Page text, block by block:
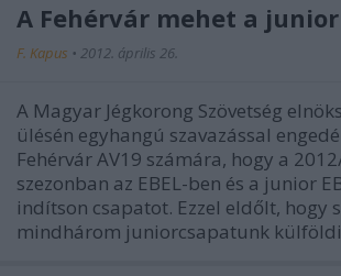
A Fehérvár mehet a junior
F. Kapus • 2012. április 26.
A Magyar Jégkorong Szövetség
ülésén egyhangú szavazással
Fehérvár AV19 számára, hogy a
szezonban az EBEL-ben és a junior
indítson csapatot. Ezzel eldőlt, hogy
mindhárom juniorcsapatunk